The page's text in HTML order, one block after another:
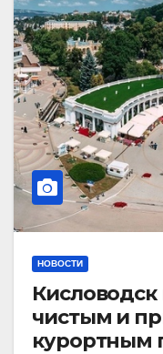
НОВОСТИ
чистым и
курортным